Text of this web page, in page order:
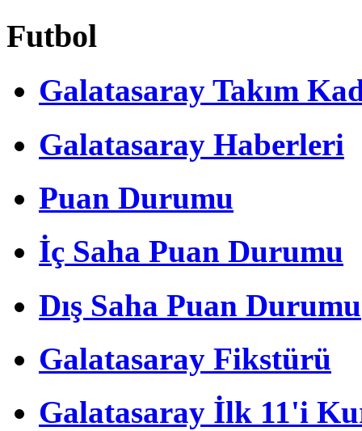
Futbol
Galatasaray Takım
Galatasaray Haberleri
Puan Durumu
İç Saha Puan Durumu
Dış Saha Puan Durumu
Galatasaray Fikstürü
Galatasaray İlk 11'i